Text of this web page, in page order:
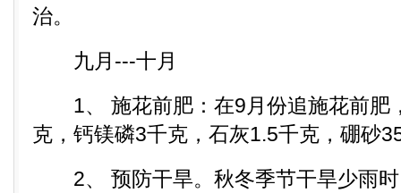
治。
九月---十月
1、 施花前肥：在9月份追施花前肥
克，钙镁磷3千克，石灰1.5千克，硼砂
2、 预防干旱。秋冬季节干旱少雨时